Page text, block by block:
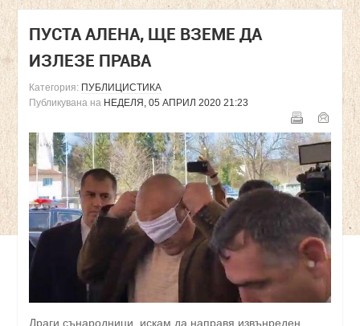
ПУСТА АЛЕНА, ЩЕ ВЗЕМЕ ДА
ИЗЛЕЗЕ ПРАВА
Категория: ПУБЛИЦИСТИКА
Публикувана на НЕДЕЛЯ, 05 АПРИЛ 2020 21:23
Драги сънародници, искам да направя извънреден